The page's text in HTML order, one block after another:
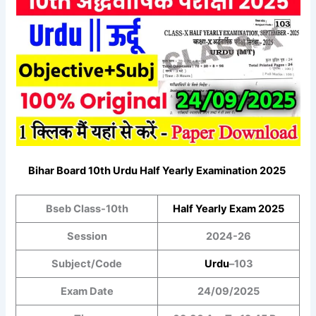
Bihar Board 10th Urdu Half Yearly Examination 2025
Bseb Class-10th Half Yearly Exam 2025
Session 2024-26
Subject/Code Urdu–103
Exam Date 24/09/2025